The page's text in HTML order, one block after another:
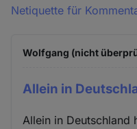
Netiquette für
Wolfgang (nicht
Allein in
Allein in